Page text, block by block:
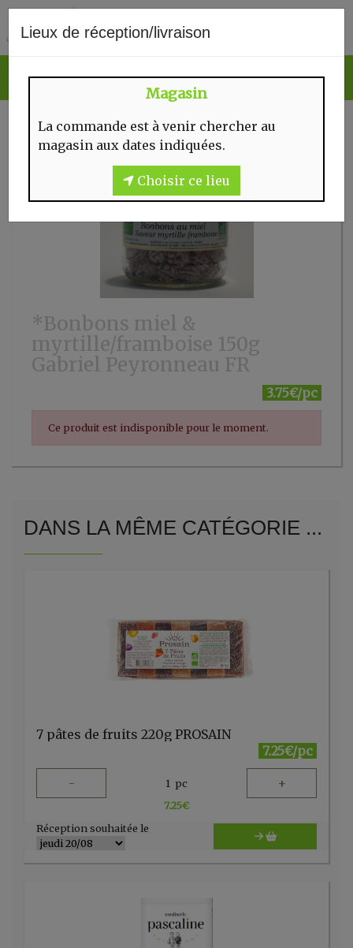
Lieux de réception/livraison
Magasin
La commande est à venir chercher au
magasin aux dates indiquées.
Choisir ce lieu
*Bonbons miel &
myrtille/framboise 150g
Gabriel Peyronneau FR
3.75€/pc
Ce produit est indisponible pour le moment.
DANS LA MÊME CATÉGORIE ...
7 pâtes de fruits 220g PROSAIN
7.25€/pc
- 1 pc +
7.25€
Réception souhaitée le